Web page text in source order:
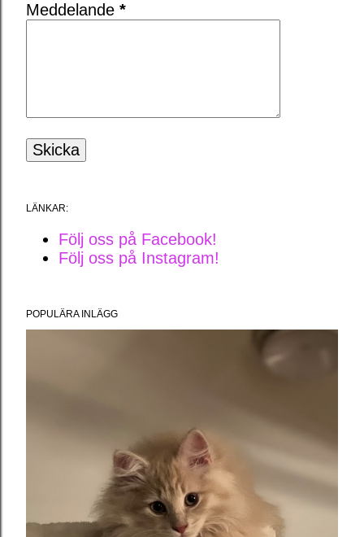
Meddelande *
LÄNKAR:
Följ oss på Facebook!
Följ oss på Instagram!
POPULÄRA INLÄGG